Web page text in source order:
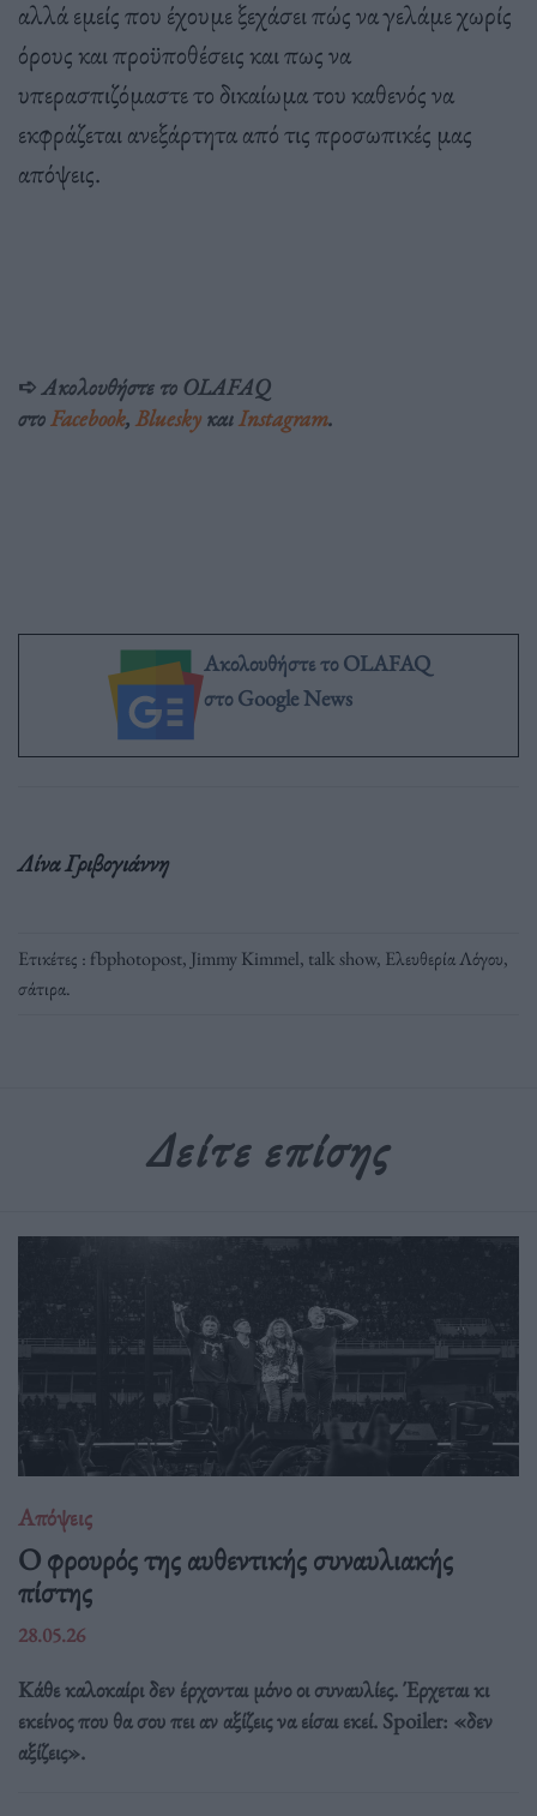
αλλά εμείς που έχουμε ξεχάσει πώς να γελάμε χωρίς
όρους και προϋποθέσεις και πως να
υπερασπιζόμαστε το δικαίωμα του καθενός να
εκφράζεται ανεξάρτητα από τις προσωπικές μας
απόψεις.
➪ Ακολουθήστε το OLAFAQ
στοFacebook, Bluesky καιInstagram.
Ακολουθήστε το OLAFAQ
στο Google News
Λίνα Γριβογιάννη
Ετικέτες : fbphotopost, Jimmy Kimmel, talk show, Ελευθερία Λόγου,
σάτιρα.
Δείτε επίσης
Απόψεις
O φρουρός της αυθεντικής συναυλιακής
πίστης
28.05.26
Κάθε καλοκαίρι δεν έρχονται μόνο οι συναυλίες. Έρχεται κι
εκείνος που θα σου πει αν αξίζεις να είσαι εκεί. Spoiler: «δεν
αξίζεις».